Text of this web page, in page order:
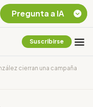
Suscribirse
cierran una campaña
Pregunta a IA
Chevron Ecuador